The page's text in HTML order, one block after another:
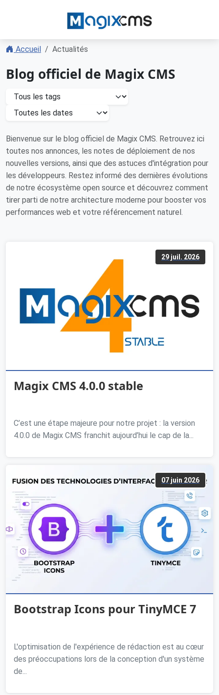
Accueil Actualités
Blog officiel de Magix CMS
Bienvenue sur le blog officiel de Magix CMS. Retrouvez ici
toutes nos annonces, les notes de déploiement de nos
nouvelles versions, ainsi que des astuces d'intégration pour
les développeurs. Restez informé des dernières évolutions
de notre écosystème open source et découvrez comment
tirer parti de notre architecture moderne pour booster vos
performances web et votre référencement naturel.
29 juil. 2026
Magix CMS 4.0.0 stable
C’est une étape majeure pour notre projet : la version
4.0.0 de Magix CMS franchit aujourd’hui le cap de la...
07 juin 2026
Bootstrap Icons pour TinyMCE 7
L'optimisation de l'expérience de rédaction est au cœur
des préoccupations lors de la conception d'un système
de...